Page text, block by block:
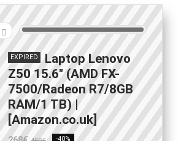
EXPIRED
Laptop Lenovo
Z50 15.6″ (AMD FX-
7500/Radeon R7/8GB
RAM/1 TB) |
[Amazon.co.uk]
-40%